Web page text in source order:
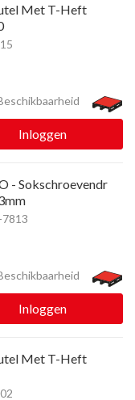
Met T-Heft
Inloggen
- Sokschroevendr
7813
Inloggen
Met T-Heft